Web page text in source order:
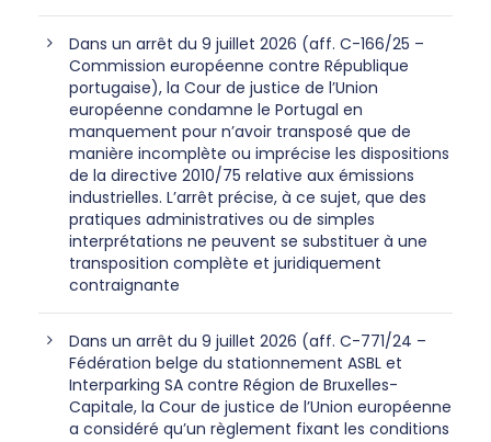
Dans un arrêt du 9 juillet 2026 (aff. C-166/25 –
Commission européenne contre République
portugaise), la Cour de justice de l’Union
européenne condamne le Portugal en
manquement pour n’avoir transposé que de
manière incomplète ou imprécise les dispositions
de la directive 2010/75 relative aux émissions
industrielles. L’arrêt précise, à ce sujet, que des
pratiques administratives ou de simples
interprétations ne peuvent se substituer à une
transposition complète et juridiquement
contraignante
Dans un arrêt du 9 juillet 2026 (aff. C-771/24 –
Fédération belge du stationnement ASBL et
Interparking SA contre Région de Bruxelles-
Capitale, la Cour de justice de l’Union européenne
a considéré qu’un règlement fixant les conditions